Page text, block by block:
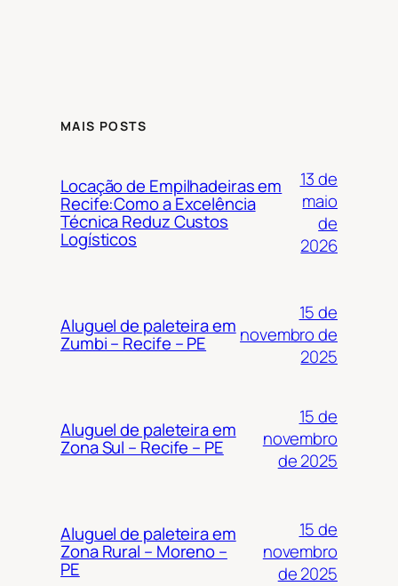
MAIS POSTS
Locação de Empilhadeiras em
Recife:Como a Excelência
Técnica Reduz Custos
Logísticos
13 de
maio
de
2026
Aluguel de paleteira em
Zumbi – Recife – PE
15 de
novembro de
2025
Aluguel de paleteira em
Zona Sul – Recife – PE
15 de
novembro
de 2025
Aluguel de paleteira em
Zona Rural – Moreno –
PE
15 de
novembro
de 2025